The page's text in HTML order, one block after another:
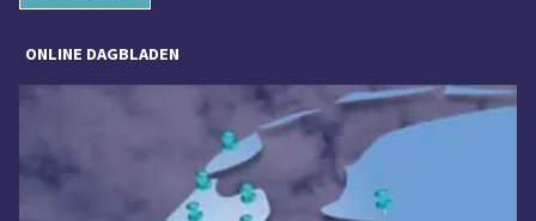
ONLINE DAGBLADEN